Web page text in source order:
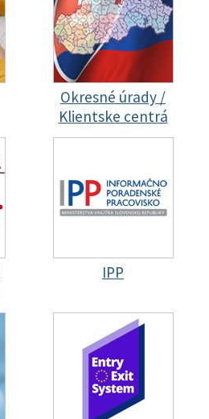
Okresné úrady /
Klientske centrá
IPP